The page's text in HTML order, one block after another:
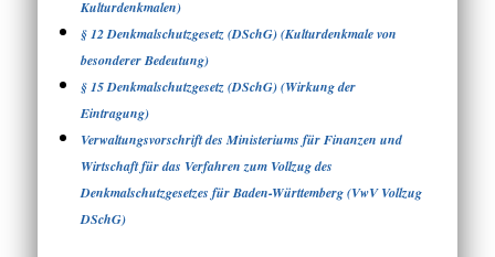
Kulturdenkmalen)
§ 12 Denkmalschutzgesetz (DSchG) (Kulturdenkmale von
besonderer Bedeutung)
§ 15 Denkmalschutzgesetz (DSchG) (Wirkung der
Eintragung)
Verwaltungsvorschrift des Ministeriums für Finanzen und
Wirtschaft für das Verfahren zum Vollzug des
Denkmalschutzgesetzes für Baden-Württemberg (VwV Vollzug
DSchG)